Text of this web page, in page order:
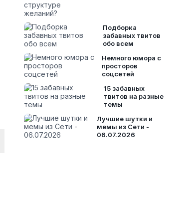
Подборка
забавных твитов
обо всем
Немного юмора с
просторов
соцсетей
15 забавных
твитов на разные
темы
Лучшие шутки и
мемы из Сети -
06.07.2026